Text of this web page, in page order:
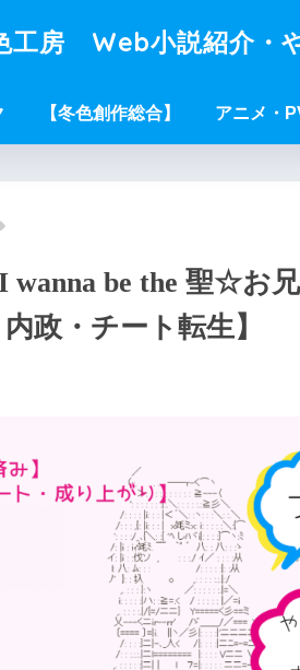
工房 Web小説紹介・
【冬色創作総合】 アニメ・
wanna be the 聖☆お
政・チート転生】